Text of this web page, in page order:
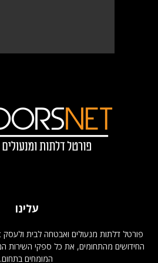
עלינו
החידושים מהתחומים, את כל ספקי השירות
המומחים בתחום.